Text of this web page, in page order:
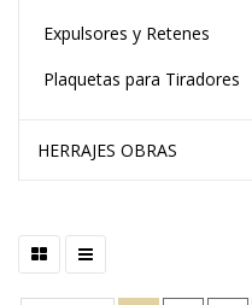
Expulsores y Retenes
Plaquetas para Tiradores
HERRAJES OBRAS